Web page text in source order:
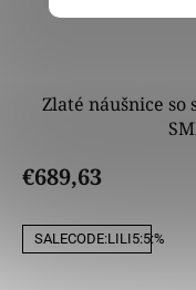
Zlaté náušnice
€689,63
SALECODE:LILI5:5:%